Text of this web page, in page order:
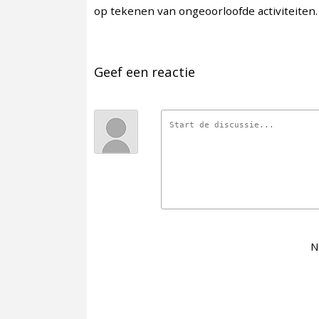
op tekenen van ongeoorloofde activiteiten.
Geef een reactie